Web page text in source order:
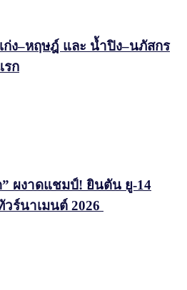
ง–หฤษฎ์ และ น้ำปิง–นภัสกร
รก
ผงาดแชมป์! ยินตัน ยู-14
ร์นาเมนต์ 2026